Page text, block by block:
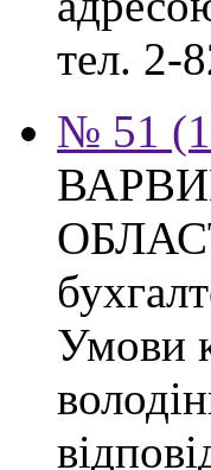
тел. 2-
№ 51
Умови